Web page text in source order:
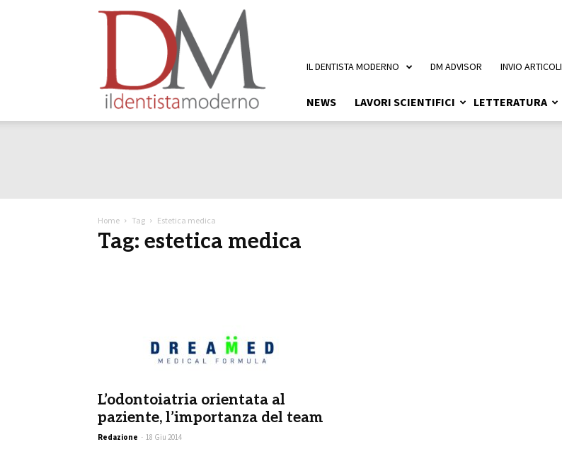
NEWS LAVORI SCIENTIFICI LETTERATURA
IL DENTISTA MODERNO DM ADVISOR INVIO ARTICOLI
Home Tag Estetica medica
Tag: estetica medica
L’odontoiatria orientata al
paziente, l’importanza del team
Redazione - 18 Giu 2014